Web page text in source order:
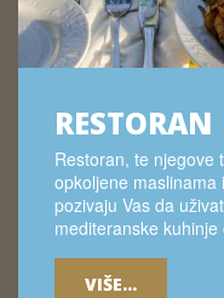
RESTORAN
Restoran, te njegove
opkoljene maslinama
pozivaju Vas da
mediteranske
VIŠE...